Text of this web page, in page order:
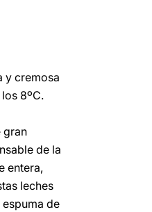
y cremosa
8ºC.
gran
de la
entera,
leches
de